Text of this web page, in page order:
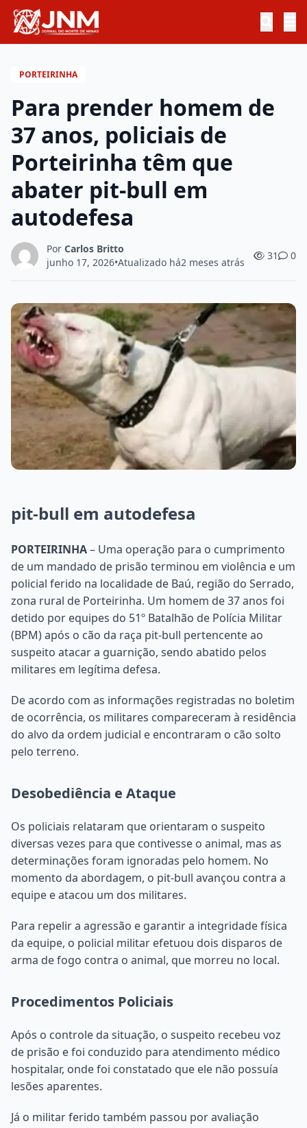
PORTEIRINHA
Para prender homem de
37 anos, policiais de
Porteirinha têm que
abater pit-bull em
autodefesa
Por Carlos Britto
junho 17, 2026•Atualizado há2 meses atrás
31 0
pit-bull em autodefesa
PORTEIRINHA– Uma operação para o cumprimento
de um mandado de prisão terminou em violência e um
policial ferido na localidade de Baú, região do Serrado,
zona rural de Porteirinha. Um homem de 37 anos foi
detido por equipes do 51º Batalhão de Polícia Militar
(BPM) após o cão da raça pit-bull pertencente ao
suspeito atacar a guarnição, sendo abatido pelos
militares em legítima defesa.
De acordo com as informações registradas no boletim
de ocorrência, os militares compareceram à residência
do alvo da ordem judicial e encontraram o cão solto
pelo terreno.
Desobediência e Ataque
Os policiais relataram que orientaram o suspeito
diversas vezes para que contivesse o animal, mas as
determinações foram ignoradas pelo homem. No
momento da abordagem, o pit-bull avançou contra a
equipe e atacou um dos militares.
Para repelir a agressão e garantir a integridade física
da equipe, o policial militar efetuou dois disparos de
arma de fogo contra o animal, que morreu no local.
Procedimentos Policiais
Após o controle da situação, o suspeito recebeu voz
de prisão e foi conduzido para atendimento médico
hospitalar, onde foi constatado que ele não possuía
lesões aparentes.
Já o militar ferido também passou por avaliação